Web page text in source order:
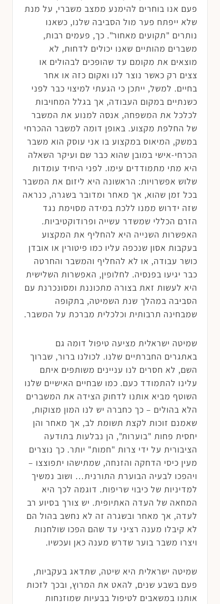
פעם אנו בוחרים להימנע ממצב משברי, על מנת
שלא ייפתח פער מול הסביבה שלנו, כשאנו
נותרים "תקועים מאחור". כך, פעמים רבות,
משברים מהותיים שאנו יכולים לדחות, לא
מוצאים את מקומם עד שהופכים לבהולים או
צצים רק כאשר נוצר לנו ואקום כזה או אחר
בחיים. למשל, ייתכן כי הגעתי למיצוי כבר לפני
כשנתיים במקום העבודה, אך בגלל המחויבות
לכלכל את המשפחה, אנסה למנוע את המשבר
של החלפת מקצוע. באופן דומה למשבר ההכרחי
במשק, המיאוס במקצוע בו אני עוסק הוא משבר
הכרחי-אישי במובן שהוא כבר שם ועיקר השאלה
היא מתי מתמודדים עימו. לפני היחיד עומדות
שלוש אפשרויות: הראשונה היא ליזום את המשבר
בכל זמן שהוא, אך מאחר ומדובר בשגרה, כנראה
שזה ידרוש ממנו ללכת במידה מסוימת נגד
הזרם הכללי שמשדר עשייה ופרודוקטיביות.
האפשרות השנייה היא להחליף את המקצוע
בעקבות אסון שנכפה עליו כמו פיטורין או אובדן
כושר עבודה, או לא להחליף והמשבר והחרטה
כבר יגיעו בפנסיה. לחלופין, האפשרות השלישית
היא לעשות זאת בצורה מתכוננת ומסונכרנת עם
הסביבה במהלך שנת השמיטה, בתקופה
שמבחינה תרבותית וכלכלית מברכת על המשבר.
שמיטה ישראלית מציעה טיפול דומה גם
באתגרים החברתיים שלנו. לכולנו ברור, שברוך
השם, לא חסרים לנו עניינים משותפים איתם
עלינו להתמודד כעם. כמו שבחיים האישיים שלנו
השוטף מביא אותנו לדחוק הצידה את המשברים
הלא בהולים – כך כחברה יש לנו המון מצוקות,
שאמנם זוכות לקצת תשומת לב, אך מאחר והן
יחסית פחות "בוערות", הן נבלעות בתודעה
הציבורית על ידי צרות "חמות" יותר. כך נוצרים
מעין כיסי הדחקה והזנחה, שמתישהו יתפוצצו –
ויהפכו לבעיה הבוערת התורנית… ושוב נמשיך
למדיניות של כיבוי שריפות. דוגמה לכך היא
המחאה של העדה האתיופית. יש צורך בסיוע רב
לעדה, אך מאחר ובשגרה זה לא נחשב בהול הם
לא קיבלו מענה רציני עד שהם הפכו שולחנות
ויצרו משבר בוער שדרש מענה כאן ועכשיו.
שמיטה ישראלית היא שיטה, שתדאג בעקביות,
פעם בשבע שנים, להאט את המרוץ, ובכך לזכות
אותנו במשאבים לטיפול בבעיות שמוזנחות